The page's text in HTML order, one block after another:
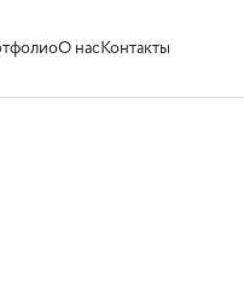
О насКонтакты